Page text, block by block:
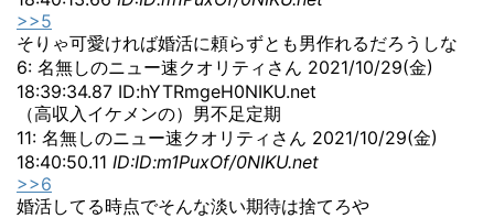
>>5
そりゃ可愛ければ婚活に頼らずとも男作れるだろうしな
6: 名無しのニュー速クオリティさん 2021/10/29(金)
18:39:34.87 ID:hYTRmgeH0NIKU.net
（高収入イケメンの）男不足定期
11: 名無しのニュー速クオリティさん 2021/10/29(金)
18:40:50.11 ID:ID:m1PuxOf/0NIKU.net
>>6
婚活してる時点でそんな淡い期待は捨てろや